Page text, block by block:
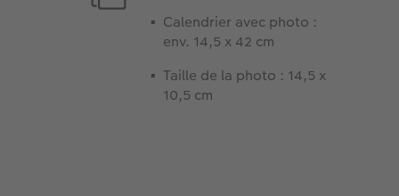
Calendrier avec photo :
env. 14,5 x 42 cm
Taille de la photo : 14,5 x
10,5 cm